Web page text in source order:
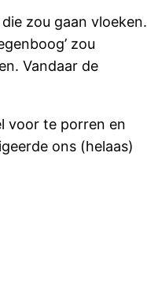
zou gaan vloeken.
zou
Vandaar de
voor te porren en
ons (helaas)